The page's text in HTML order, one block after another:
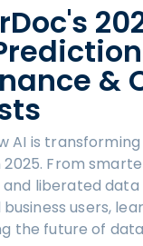
&
AI is
From
liberated
users,
the future of